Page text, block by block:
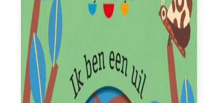
overeenstemming met onsprivacybeleid.